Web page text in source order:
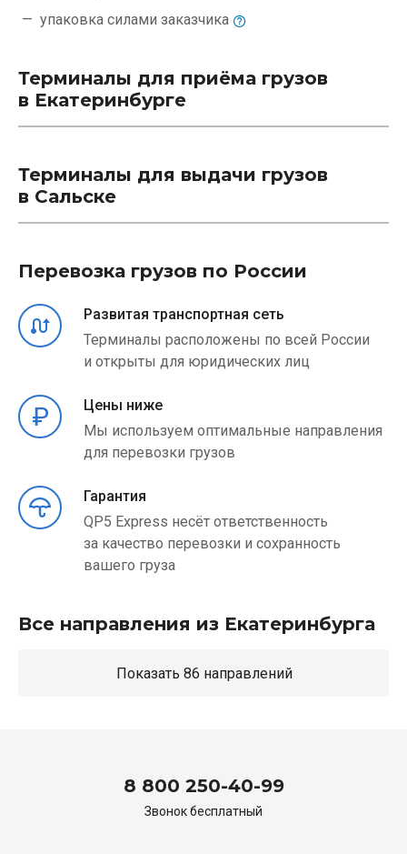
упаковка силами заказчика
Терминалы для приёма грузов
в Екатеринбурге
Терминалы для выдачи грузов
в Сальске
Перевозка грузов по России
Развитая транспортная сеть
Терминалы расположены по всей России
и открыты для юридических лиц
Цены ниже
Мы используем оптимальные направления
для перевозки грузов
Гарантия
QP5 Express несёт ответственность
за качество перевозки и сохранность
вашего груза
Все направления из Екатеринбурга
Показать 86 направлений
8 800 250-40-99
Звонок бесплатный